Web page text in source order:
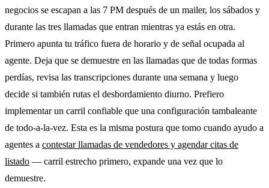
negocios se escapan a las 7 PM después de un mailer, los sábados y
durante las tres llamadas que entran mientras ya estás en otra.
Primero apunta tu tráfico fuera de horario y de señal ocupada al
agente. Deja que se demuestre en las llamadas que de todas formas
perdías, revisa las transcripciones durante una semana y luego
decide si también rutas el desbordamiento diurno. Prefiero
implementar un carril confiable que una configuración tambaleante
de todo-a-la-vez. Esta es la misma postura que tomo cuando ayudo a
agentes a contestar llamadas de vendedores y agendar citas de
listado — carril estrecho primero, expande una vez que lo
demuestre.